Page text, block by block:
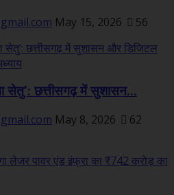
May 15, 2026 56
सेतु’: छत्तीसगढ़ में सुशासन...
May 8, 2026
62